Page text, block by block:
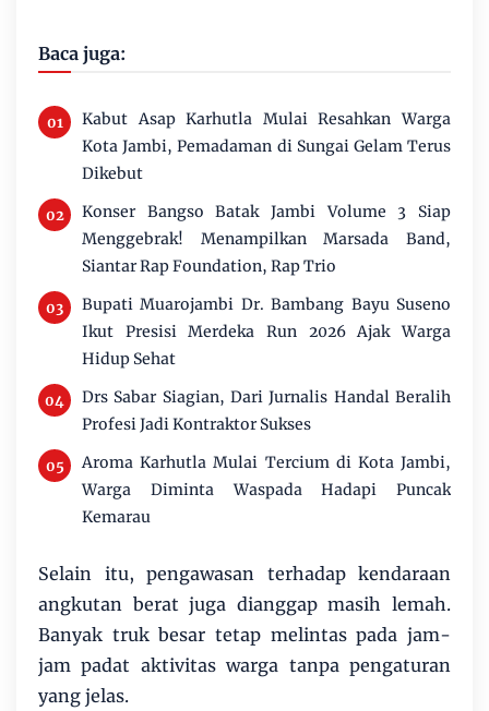
Baca juga:
Kabut Asap Karhutla Mulai Resahkan Warga
Kota Jambi, Pemadaman di Sungai Gelam Terus
Dikebut
Konser Bangso Batak Jambi Volume 3 Siap
Menggebrak! Menampilkan Marsada Band,
Siantar Rap Foundation, Rap Trio
Bupati Muarojambi Dr. Bambang Bayu Suseno
Ikut Presisi Merdeka Run 2026 Ajak Warga
Hidup Sehat
Drs Sabar Siagian, Dari Jurnalis Handal Beralih
Profesi Jadi Kontraktor Sukses
Aroma Karhutla Mulai Tercium di Kota Jambi,
Warga Diminta Waspada Hadapi Puncak
Kemarau
Selain itu, pengawasan terhadap kendaraan
angkutan berat juga dianggap masih lemah.
Banyak truk besar tetap melintas pada jam-
jam padat aktivitas warga tanpa pengaturan
yang jelas.